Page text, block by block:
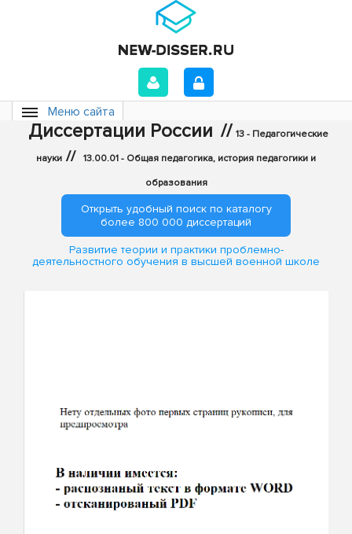
Меню сайта
Диссертации России // 13 - Педагогические
науки // 13.00.01 - Общая педагогика, история педагогики и
образования
Открыть удобный поиск по каталогу
более 800 000 диссертаций
Развитие теории и практики проблемно-
деятельностного обучения в высшей военной школе